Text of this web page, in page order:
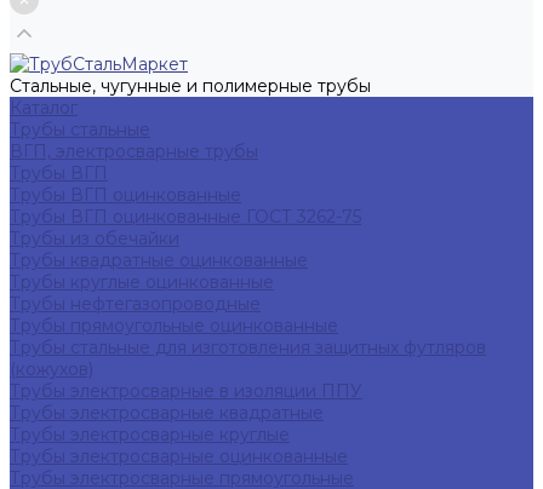
Стальные, чугунные и полимерные трубы
Каталог
Трубы стальные
ВГП, электросварные трубы
Трубы ВГП
Трубы ВГП оцинкованные
Трубы ВГП оцинкованные ГОСТ 3262-75
Трубы из обечайки
Трубы квадратные оцинкованные
Трубы круглые оцинкованные
Трубы нефтегазопроводные
Трубы прямоугольные оцинкованные
Трубы стальные для изготовления защитных футляров
(кожухов)
Трубы электросварные в изоляции ППУ
Трубы электросварные квадратные
Трубы электросварные круглые
Трубы электросварные оцинкованные
Трубы электросварные прямоугольные